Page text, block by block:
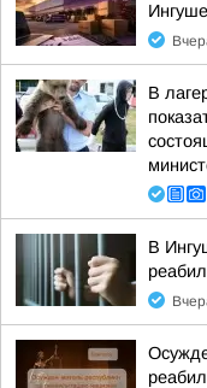
В
В